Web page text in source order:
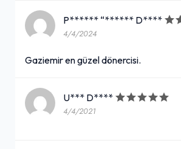
P****** “****** D****
4/4/2024
Gaziemir en güzel dönercisi.
U*** D****
4/4/2021